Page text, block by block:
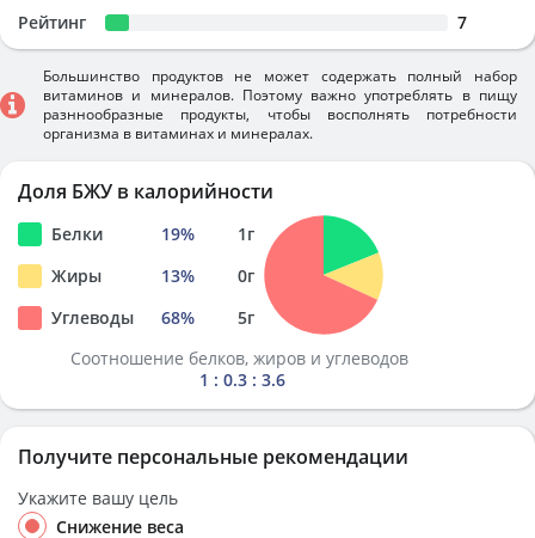
Рейтинг 7
Большинство продуктов не может содержать полный набор
витаминов и минералов. Поэтому важно употреблять в пищу
разннообразные продукты, чтобы восполнять потребности
организма в витаминах и минералах.
Доля БЖУ в калорийности
Белки 19% 1г
Жиры
13% 0г
Углеводы
68% 5г
Соотношение белков, жиров и углеводов
1 : 0.3 : 3.6
Получите персональные рекомендации
Укажите вашу цель
Снижение веса